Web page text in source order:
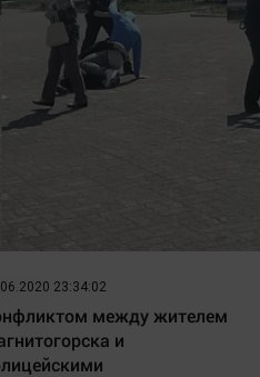
23:34:02
между жителем
и